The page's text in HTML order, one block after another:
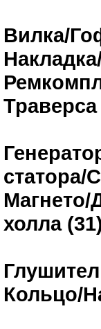
Вилка/
Траверса
статора/
Магнето/
холла
Кольцо/